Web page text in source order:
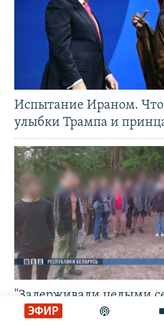
ЭФИР
Испытание Ираном.
улыбки Трампа и
"Задерживали целыми
Гонения на участников